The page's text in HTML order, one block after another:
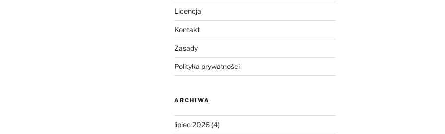
Licencja
Kontakt
Zasady
Polityka prywatności
ARCHIWA
lipiec 2026(4)